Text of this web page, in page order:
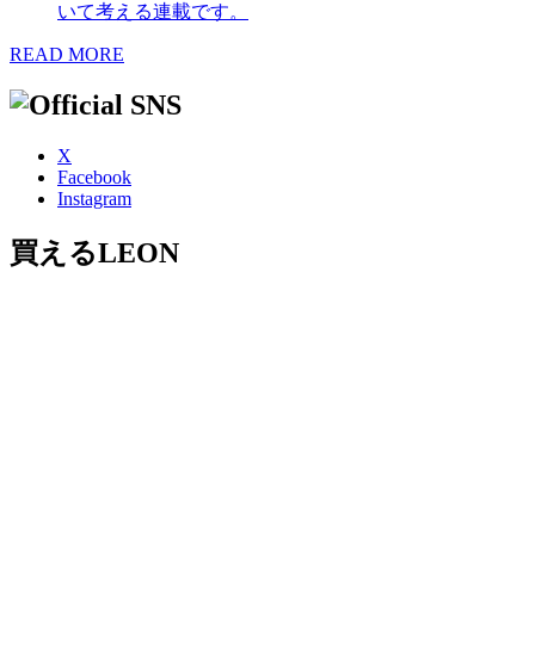
いて考える連載です。
READ MORE
X
Facebook
Instagram
買えるLEON